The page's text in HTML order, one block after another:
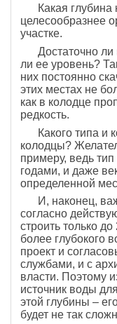
Какая
целесообразнее
участке.
Достаточно
ли ее уровень?
них постоянно
этих местах не
как в колодце
редкость.
Какого типа и
колодцы?
примеру, ведь
годами, и даже
определенной
И, наконец,
согласно
строить только
более глубокого
проект и
службами, и с
власти. Поэтому
источник воды
этой глубины –
будет не так